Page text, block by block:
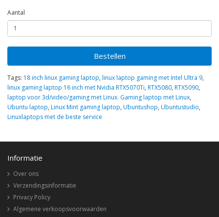
Aantal
Bestellen
Tags: 18 inch linux gaming laptop, linux laptop gaming met Intel Ultra 9,
linux gaming laptop 16 inch met Nvidia RTX5070Ti, RTX5080, RTX5090,
laptop voor 3d/video/gaming met Linux. Gaming laptop met Linux,
Ubuntu laptop, Linux Mint gaming laptop, Ubuntushop, Ubuntustudio,
Linuxlaptops met de beste service
Informatie
Over ons
Verzendingsinformatie
Privacy Policy
Algemene verkoopsvoorwaarden